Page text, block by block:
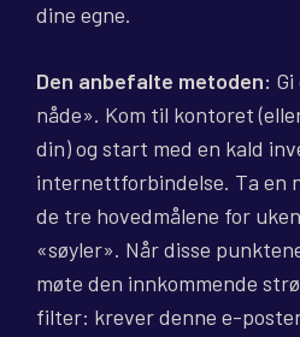
dine egne.
Den anbefalte metoden:
nåde». Kom til kontoret
din) og start med en kald
internettforbindelse. Ta en
de tre hovedmålene for
«søyler». Når disse
møte den innkommende
filter: krever denne e-